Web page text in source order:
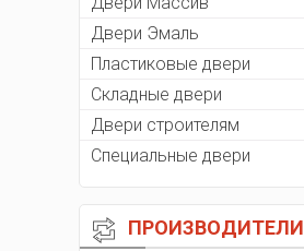
Двери Эмаль
Пластиковые двери
Складные двери
Двери строителям
Специальные двери
ПРОИЗВОДИТЕЛИ